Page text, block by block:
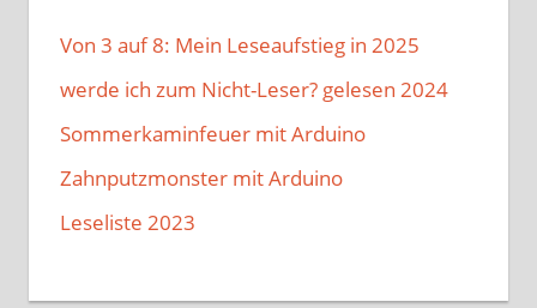
Von 3 auf 8: Mein Leseaufstieg in 2025
werde ich zum Nicht-Leser? gelesen 2024
Sommerkaminfeuer mit Arduino
Zahnputzmonster mit Arduino
Leseliste 2023